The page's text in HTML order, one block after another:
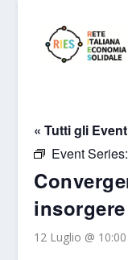
« Tutti gli
Event
insorgere
12 Luglio @ 10:00